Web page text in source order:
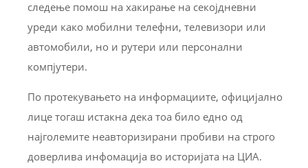
следење помош на хакирање на секојдневни
уреди како мобилни телефни, телевизори или
автомобили, но и рутери или персонални
компјутери.
По протекувањето на информациите, официјално
лице тогаш истакна дека тоа било едно од
најголемите неавторизирани пробиви на строго
доверлива инфомација во историјата на ЦИА.